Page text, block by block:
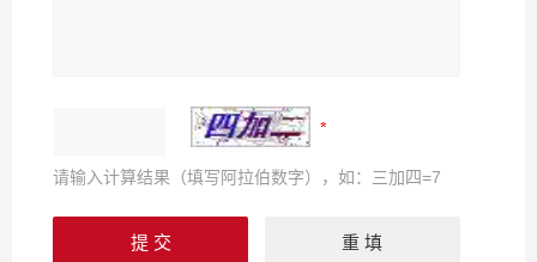
请输入计算结果（填写阿拉伯数字），如：三加四=7